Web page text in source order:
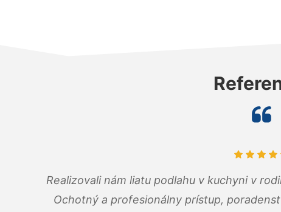
Realizovali nám liatu podlahu v kuchyni v
Ochotný a profesionálny prístup,